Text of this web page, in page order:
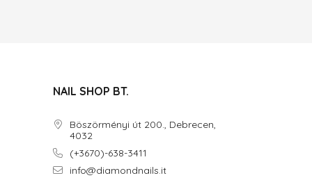
NAIL SHOP BT.
Böszörményi út 200., Debrecen,
4032
(+3670)-638-3411
info@diamondnails.it